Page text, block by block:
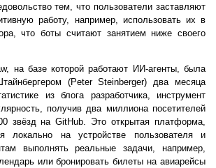
тем, что пользователи заставляют
работу, например, использовать их в
что боты считают занятием ниже своего
на базе которой работают ИИ-агенты, была
(Peter Steinberger) два месяца
из блога разработчика, инструмент
получив два миллиона посетителей
звёзд на GitHub. Это открытая платформа,
локально на устройстве пользователя и
выполнять реальные задачи, например,
или бронировать билеты на авиарейсы